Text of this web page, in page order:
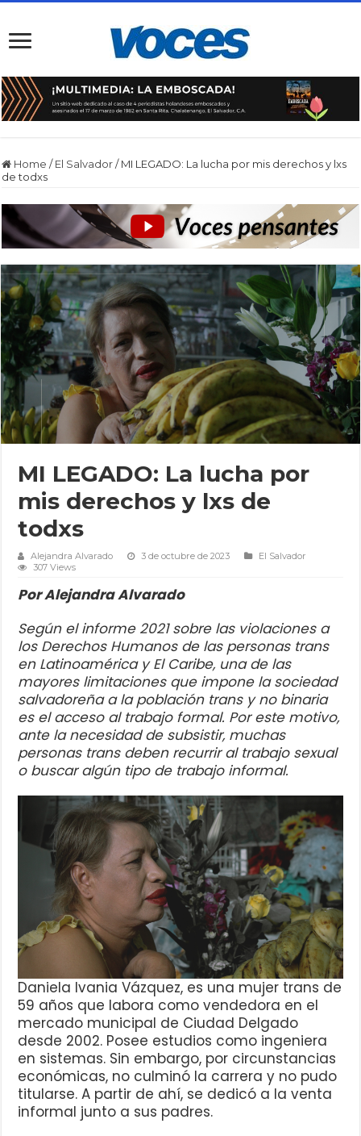
Home / El Salvador / MI LEGADO: La lucha por mis derechos y lxs
de todxs
MI LEGADO: La lucha por
mis derechos y lxs de
todxs
Alejandra Alvarado 3 de octubre de 2023
El Salvador
307 Views
Por Alejandra Alvarado
Según el informe 2021 sobre las violaciones a
los Derechos Humanos de las personas trans
en Latinoamérica y El Caribe, una de las
mayores limitaciones que impone la sociedad
salvadoreña a la población trans y no binaria
es el acceso al trabajo formal. Por este motivo,
ante la necesidad de subsistir, muchas
personas trans deben recurrir al trabajo sexual
o buscar algún tipo de trabajo informal.
Daniela Ivania Vázquez, es una mujer trans de
59 años que labora como vendedora en el
mercado municipal de Ciudad Delgado
desde 2002. Posee estudios como ingeniera
en sistemas. Sin embargo, por circunstancias
económicas, no culminó la carrera y no pudo
titularse. A partir de ahí, se dedicó a la venta
informal junto a sus padres.